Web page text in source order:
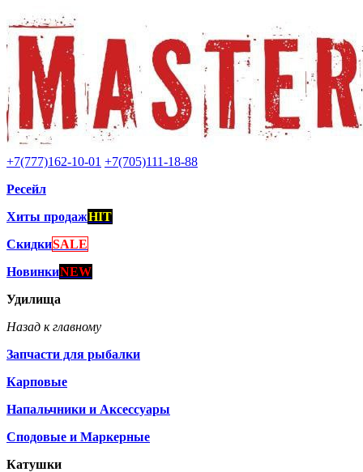
+7(777)162-10-01 +7(705)111-18-88
Ресейл
Хиты продажHIT
СкидкиSALE
НовинкиNEW
Удилища
Назад к главному
Запчасти для рыбалки
Карповые
Напальчники и Аксессуары
Сподовые и Маркерные
Катушки